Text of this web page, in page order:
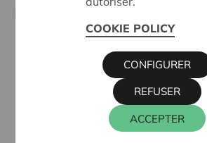
Kontaktperson
KRIS DEBRUYNE
016 27 96 74
kris.debruyne@cera.coop
COOKIE POLICY
ACCEPTER
REFUSER
CONFIGURER